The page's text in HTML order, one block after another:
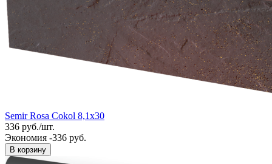
Semir Rosa Cokol 8,1x30
336 руб./шт.
Экономия -336 руб.
В корзину